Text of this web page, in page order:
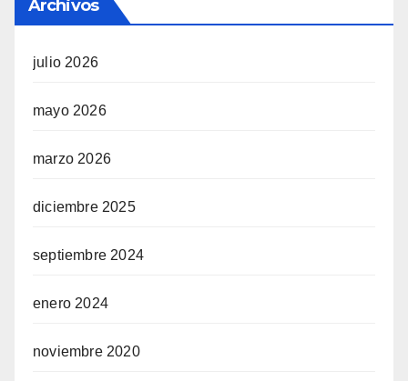
Archivos
julio 2026
mayo 2026
marzo 2026
diciembre 2025
septiembre 2024
enero 2024
noviembre 2020